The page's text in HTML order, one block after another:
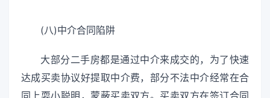
(八)中介合同陷阱
大部分二手房都是通过中介来成交的，为了快速
达成买卖协议好提取中介费，部分不法中介经常在合
同上耍小聪明，蒙蔽买卖双方。买卖双方在签订合同